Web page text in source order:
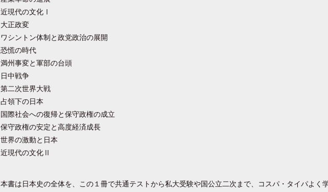
近現代の文化Ⅰ
大正政変
ワシントン体制と政党政治の展開
恐慌の時代
満州事変と軍部の台頭
日中戦争
第二次世界大戦
占領下の日本
国際社会への復帰と保守政権の成立
保守政権の安定と高度経済成長
世界の激動と日本
近現代の文化Ⅱ
本書は日本史の全体を、この１冊で共通テストから私大受験や国公立二次まで、コスパ・タイパよく